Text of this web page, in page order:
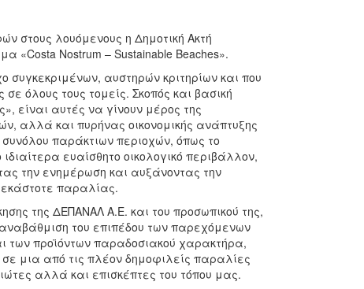
στους λουόμενους η Δημοτική Ακτή
«Costa Nostrum – Sustainable Beaches».
συγκεκριμένων, αυστηρών κριτηρίων και που
όλους τους τομείς. Σκοπός και βασική
είναι αυτές να γίνουν μέρος της
αλλά και πυρήνας οικονομικής ανάπτυξης
συνόλου παράκτιων περιοχών, όπως το
ευαίσθητο οικολογικό περιβάλλον,
την ενημέρωση και αυξάνοντας την
εκάστοτε παραλίας.
της ΔΕΠΑΝΑΛ Α.Ε. και του προσωπικού της,
του επιπέδου των παρεχόμενων
των προϊόντων παραδοσιακού χαρακτήρα,
μια από τις πλέον δημοφιλείς παραλίες
αλλά και επισκέπτες του τόπου μας.